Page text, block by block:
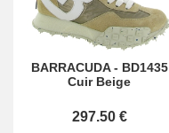
BARRACUDA- BD1435
Cuir Beige
297.50 €